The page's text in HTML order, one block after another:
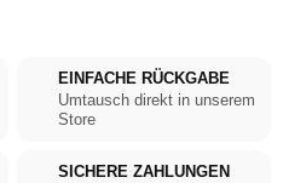
EINFACHE RÜCKGABE
Umtausch direkt in unserem
Store
SICHERE ZAHLUNGEN